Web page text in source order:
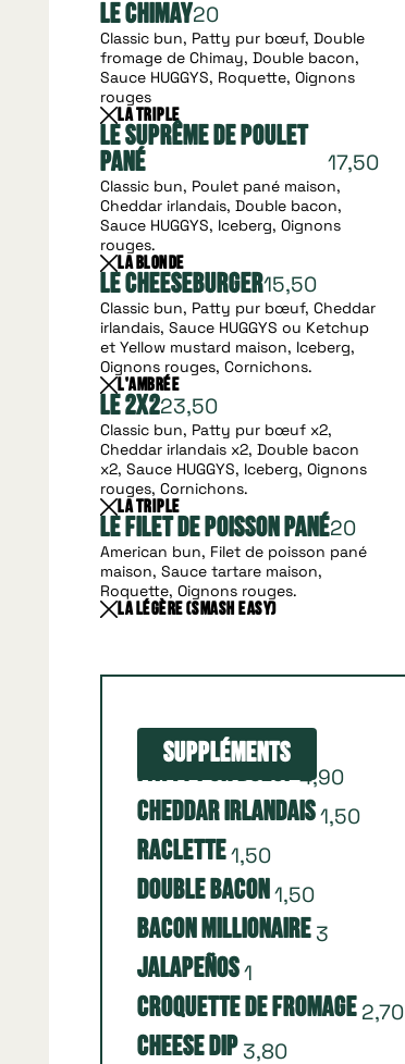
Le Chimay20
Classic bun, Patty pur bœuf, Double
fromage de Chimay, Double bacon,
Sauce HUGGYS, Roquette, Oignons
rouges
La Triple
Le Suprême de Poulet
Pané
17,50
Classic bun, Poulet pané maison,
Cheddar irlandais, Double bacon,
Sauce HUGGYS, Iceberg, Oignons
rouges.
La Blonde
Le Cheeseburger15,50
Classic bun, Patty pur bœuf, Cheddar
irlandais, Sauce HUGGYS ou Ketchup
et Yellow mustard maison, Iceberg,
Oignons rouges, Cornichons.
L'Ambrée
Le 2X223,50
Classic bun, Patty pur bœuf x2,
Cheddar irlandais x2, Double bacon
x2, Sauce HUGGYS, Iceberg, Oignons
rouges, Cornichons.
La Triple
Le Filet de Poisson Pané20
American bun, Filet de poisson pané
maison, Sauce tartare maison,
Roquette, Oignons rouges.
La Légère (SMASH EASY)
Suppléments
Patty Pur Boeuf4,90
Cheddar irlandais1,50
Raclette1,50
Double Bacon1,50
Bacon Millionaire 3
Jalapeños1
Croquette de fromage 2,70
Cheese Dip 3,80